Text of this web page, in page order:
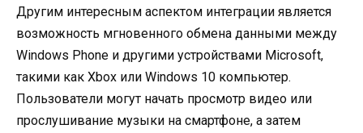
Другим интересным аспектом интеграции является
возможность мгновенного обмена данными между
Windows Phone и другими устройствами Microsoft,
такими как Xbox или Windows 10 компьютер.
Пользователи могут начать просмотр видео или
прослушивание музыки на смартфоне, а затем